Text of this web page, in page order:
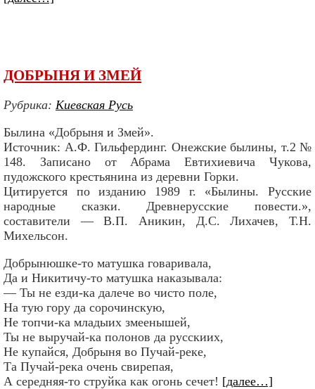
ДОБРЫНЯ И ЗМЕЙ
Рубрика: Киевская Русь
Былина «Добрыня и Змей».
Источник: А.Ф. Гильфердинг. Онежские былины, т.2 №
148. Записано от Абрама Евтихиевича Чукова,
пудожского крестьянина из деревни Горки.
Цитируется по изданию 1989 г. «Былины. Русские
народные сказки. Древнерусские повести.»,
составители — В.П. Аникин, Д.С. Лихачев, Т.Н.
Михельсон.
Добрынюшке-то матушка говаривала,
Да и Никитичу-то матушка наказывала:
— Ты не езди-ка далече во чисто поле,
На тую гору да сорочинскую,
Не топчи-ка младыих змеенышей,
Ты не выручай-ка полонов да русскиих,
Не купайся, Добрыня во Пучай-реке,
Та Пучай-река очень свирепая,
А середняя-то струйка как огонь сечет! [далее…]